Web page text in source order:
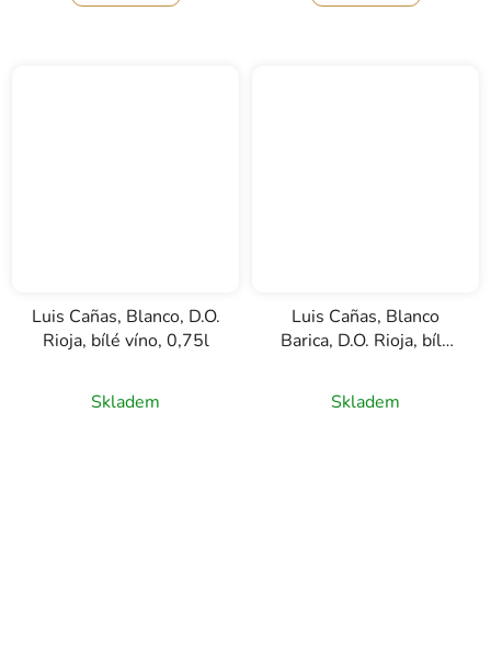
Luis Cañas, Blanco, D.O.
Rioja, bílé víno, 0,75l
Skladem
Luis Cañas, Blanco
Barica, D.O. Rioja, bílé
Skladem